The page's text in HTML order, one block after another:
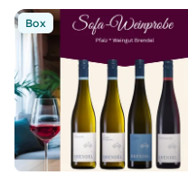
Box